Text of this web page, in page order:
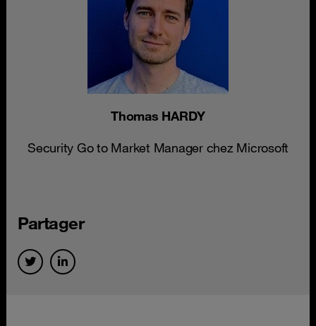
Thomas HARDY
Security Go to Market Manager chez Microsoft
Partager